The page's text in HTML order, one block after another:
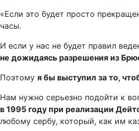
«Если это будет просто
часы.
И если у нас не будет правил
не дожидаясь разрешения из
Поэтому я бы выступил за то,
Нам нужно серьезно подойти к
в 1995 году при реализации
любому сербу, который, как им